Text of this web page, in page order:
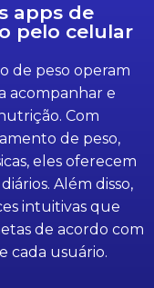
apps de
pelo celular
de peso operam
acompanhar e
Com
de peso,
eles oferecem
Além disso,
intuitivas que
de acordo com
cada usuário.